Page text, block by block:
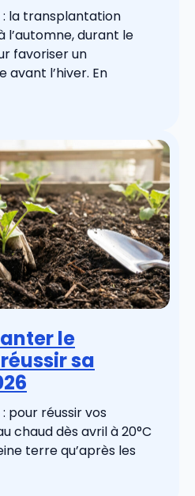
: la transplantation
l’automne, durant le
favoriser un
avant l’hiver. En
le
sa
pour réussir vos
chaud dès avril à 20°C
terre qu’après les